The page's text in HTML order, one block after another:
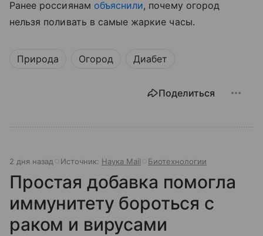
Ранее россиянам объяснили, почему огород
нельзя поливать в самые жаркие часы.
Природа Огород Диабет
Поделиться
2 дня назад Источник: Наука Mail Биотехнологии
Простая добавка помогла
иммунитету бороться с
раком и вирусами